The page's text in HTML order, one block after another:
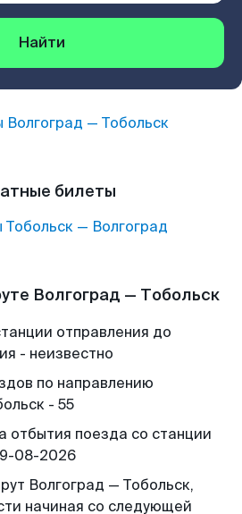
Найти
Волгоград — Тобольск
билеты
Тобольск— Волгоград
Волгоград — Тобольск
отправления до
- неизвестно
по направлению
- 55
отбытия поезда со станции
08-2026
Волгоград — Тобольск,
начиная со следующей